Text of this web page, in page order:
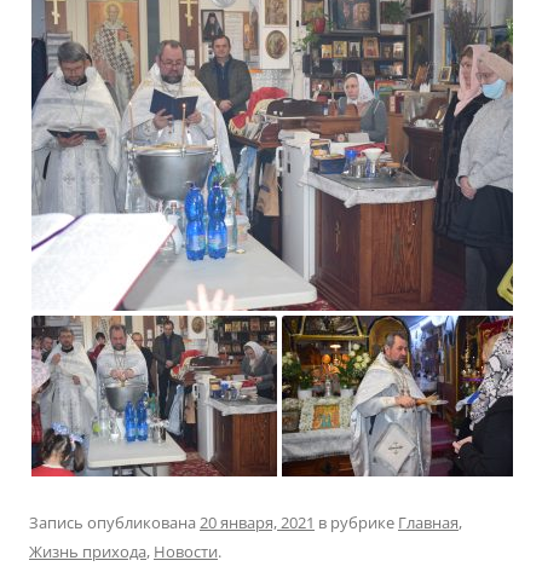
Запись опубликована 20 января, 2021 в рубрике Главная,
Жизнь прихода, Новости.